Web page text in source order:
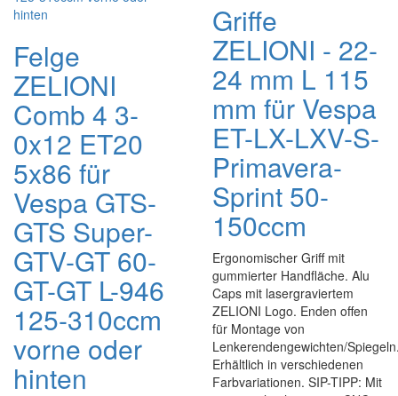
Felge
ZELIONI
Comb 4 3-
0x12 ET20
5x86 für
Vespa GTS-
GTS Super-
GTV-GT 60-
GT-GT L-946
125-310ccm
vorne oder
hinten
Griffe
ZELIONI - 22-
24 mm L 115
mm für Vespa
ET-LX-LXV-S-
Primavera-
Sprint 50-
150ccm
Ergonomischer Griff mit
gummierter Handfläche. Alu
Caps mit lasergraviertem
ZELIONI Logo. Enden offen
für Montage von
Lenkerendengewichten/
Erhältlich in verschiedenen
Farbvariationen. SIP-TIPP: Mit